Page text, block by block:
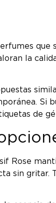
que
la
Si
de
Rose
sin gritar.